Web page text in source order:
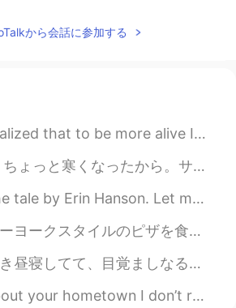
から会話に参加する
alive I had to be less afraid so I did it… I lost my fear and...
ちょっと汁があるから。😍 秋だけど、けむりはまだあるから、世界はグレーになった。でも夏の思い出を持ってて色を見つけるかも。例...
Let me tell the tale Of a girl who didn't stop, Who climbed...
います。 おいしい！🗽🍕😋 I am having New York style pizza for dinner. Delicious! 🗽🍕😋
レしながら(立ちながら男スタイル笑)急に目覚ましめっちゃなった。アホやからトイレしながら左手で電話だして、もちょっとでトイレの中...
don’t really have a hometown, because I moved so much. But I’...